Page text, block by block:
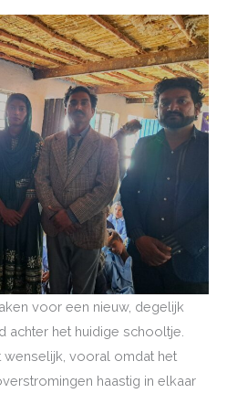
voor een nieuw, degelijk
het huidige schooltje.
vooral omdat het
haastig in elkaar